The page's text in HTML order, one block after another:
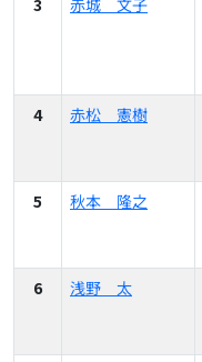
3 赤城 文子
4 赤松 憲樹
5
秋本 隆之
6 浅野 太